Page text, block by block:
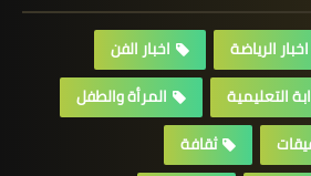
اخبار الرياضة
اخبار الفن
التعليمية
المرأة والطفل
ثقافة